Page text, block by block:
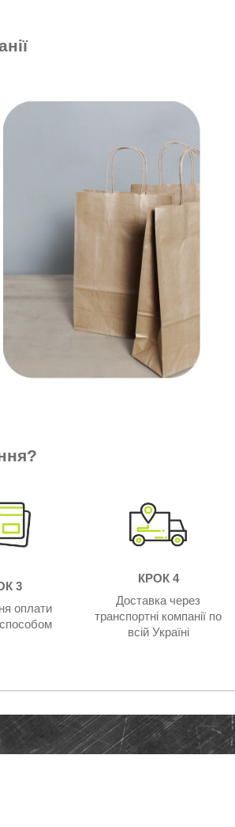
3
оплати
КРОК 4
Доставка через
транспортні компанії по
всій Україні